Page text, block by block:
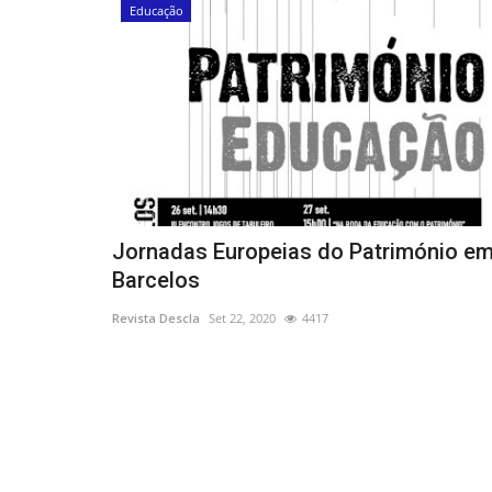
Educação
Jornadas Europeias do Património
Barcelos
Revista Descla Set 22, 2020 4417